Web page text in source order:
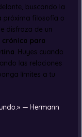
buscando la
próxima filosofía o
disfraza de un
para
. Huyes cuando
las relaciones
límites a tu
— Hermann